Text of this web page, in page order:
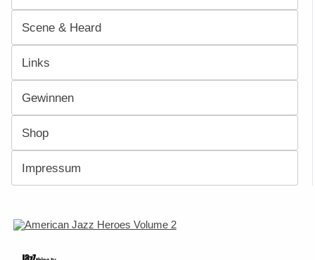
Scene & Heard
Links
Gewinnen
Shop
Impressum